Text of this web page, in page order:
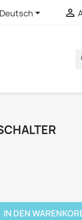
Deutsch 
IN DEN